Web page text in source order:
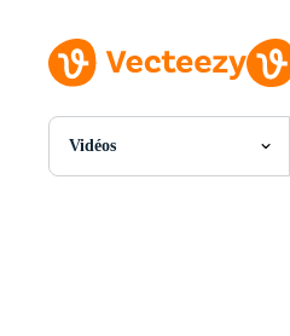
Vidéos
Toutes Images